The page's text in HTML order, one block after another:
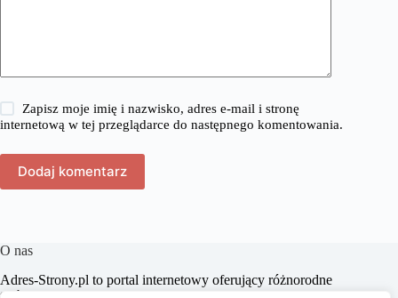
Zapisz moje imię i nazwisko, adres e-mail i stronę
internetową w tej przeglądarce do następnego komentowania.
Dodaj komentarz
O nas
​Adres-Strony.pl to portal internetowy oferujący różnorodne